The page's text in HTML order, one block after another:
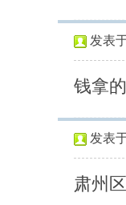
发表
钱拿
发表
肃州